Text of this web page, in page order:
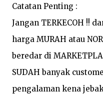
Catatan Penting :
Jangan TERKECOH !!
harga MURAH atau
beredar di
SUDAH banyak
pengalaman kena